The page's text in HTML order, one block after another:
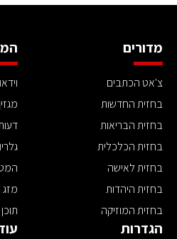
מדורים
צ'אט הכתבים
בחזית החדשות
בחזית הבריאות
בחזית הכלכלית
בחזית לאישה
בחזית היהדות
בחזית המוזיקה
וידאו
מגזין
מזג
הגדרות